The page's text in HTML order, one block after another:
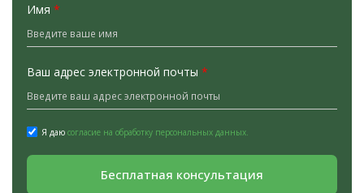
Имя *
Ваш адрес электронной почты *
Я даю согласие на обработку персональных данных.
Бесплатная консультация